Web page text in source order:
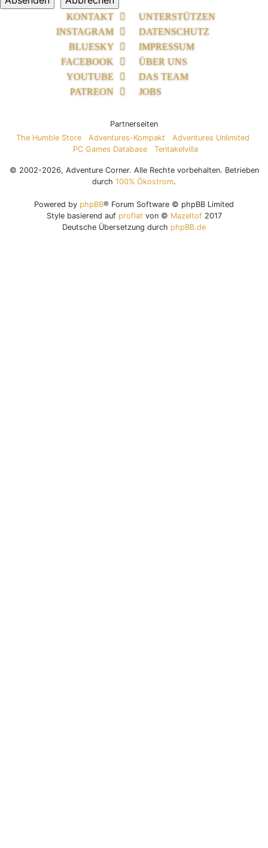
KONTAKT
INSTAGRAM
BLUESKY
FACEBOOK
YOUTUBE
PATREON
UNTERSTÜTZEN
DATENSCHUTZ
IMPRESSUM
ÜBER UNS
DAS TEAM
JOBS
Partnerseiten
The Humble Store
Adventures-Kompakt
Adventures Unlimited
PC Games Database
Tentakelvilla
© 2002-2026, Adventure Corner. Alle Rechte vorbehalten. Betrieben
durch 100% Ökostrom.
Powered by phpBB® Forum Software © phpBB Limited
Style basierend auf proflat von © Mazeltof2017
Deutsche Übersetzung durch phpBB.de